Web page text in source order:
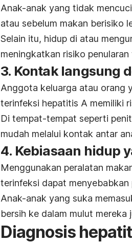
Anak-anak yang tidak
atau sebelum makan berisiko
Selain itu, hidup di atau
meningkatkan risiko
3. Kontak langsung
Anggota keluarga atau orang
terinfeksi hepatitis A memiliki
Di tempat-tempat seperti
mudah melalui kontak antar
4. Kebiasaan hidup
Menggunakan peralatan
terinfeksi dapat menyebabkan
Anak-anak yang suka
bersih ke dalam mulut
Diagnosis